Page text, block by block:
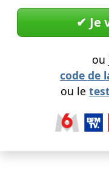
✔︎ Je
ou
code de
ou le